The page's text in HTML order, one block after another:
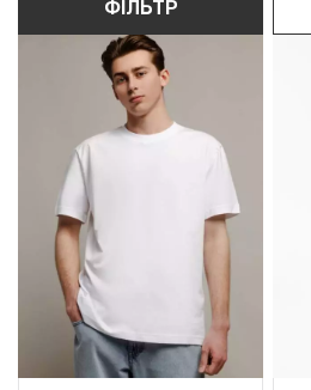
ФІЛЬТР